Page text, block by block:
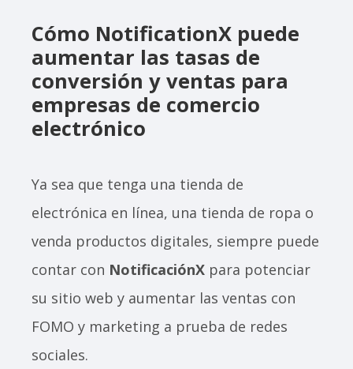
Cómo NotificationX puede
aumentar las tasas de
conversión y ventas para
empresas de comercio
electrónico
Ya sea que tenga una tienda de
electrónica en línea, una tienda de ropa o
venda productos digitales, siempre puede
contar con NotificaciónX para potenciar
su sitio web y aumentar las ventas con
FOMO y marketing a prueba de redes
sociales.